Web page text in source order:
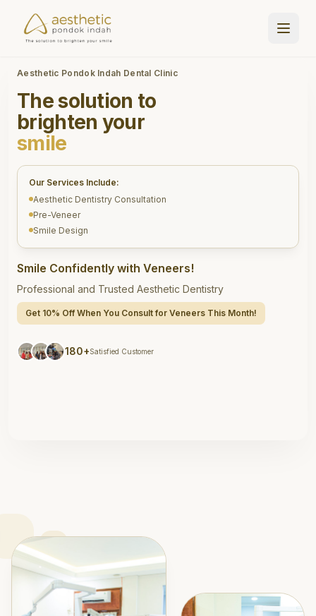
Aesthetic Pondok Indah Dental Clinic
The solution to
brighten your
smile
Our Services Include:
Aesthetic Dentistry Consultation
Pre-Veneer
Smile Design
Smile Confidently with Veneers!
Professional and Trusted Aesthetic Dentistry
Get 10% Off When You Consult for Veneers This Month!
180+Satisfied Customer